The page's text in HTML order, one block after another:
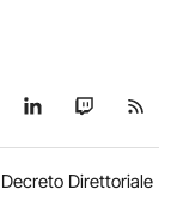
Telegram
su TikTok
Seguici su
Seguici
Direttoriale